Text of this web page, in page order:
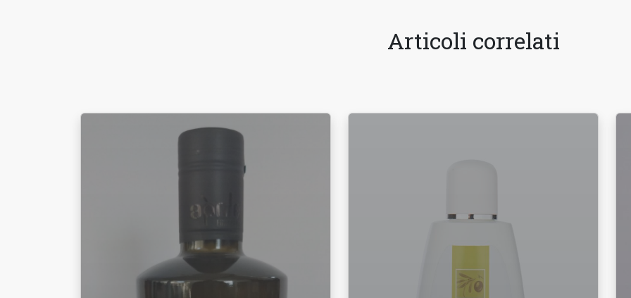
Articoli correlati